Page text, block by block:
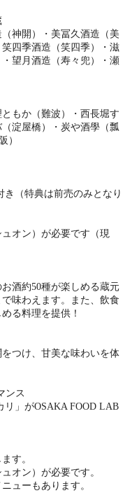
神開）・美冨久酒造（美
四季酒造（笑四季）・滋
望月酒造（寿々兜）・瀬
もか（難波）・西長堀す
淀屋橋）・炭や酒學（瓢
）
（特典は前売のみとなり
オン）が必要です（現
酒約50種が楽しめる蔵元
味わえます。また、飲食
る料理を提供！
つけ、甘美な味わいを体
ンス
」がOSAKA FOOD LAB
す。
オン）が必要です。
ューもあります。